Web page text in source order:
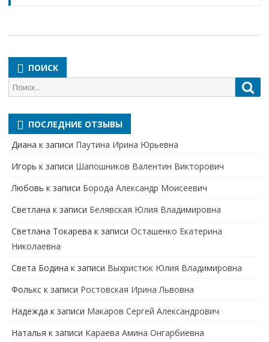
ПОИСК
Поиск
для:
ПОСЛЕДНИЕ ОТЗЫВЫ
Диана к записи Паутина Ирина Юрьевна
Игорь к записи Шапошников Валентин Викторович
Любовь к записи Борода Александр Моисеевич
Светлана к записи Белявская Юлия Владимировна
Cветлана Токарева к записи Осташенко Екатерина
Николаевна
Света Бодина к записи Выхристюк Юлия Владимировна
Фолькс к записи Ростовская Ирина Львовна
Надежда к записи Макаров Сергей Александрович
Наталья к записи Караева Амина Онгарбиевна